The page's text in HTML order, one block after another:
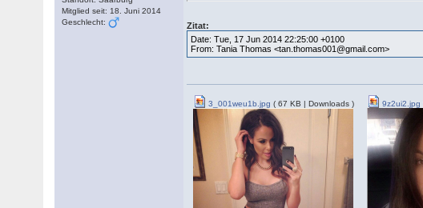
Mitglied seit: 18. Juni 2014
Geschlecht:
Zitat:
Date: Tue, 17 Jun 2014 22:25:00 +0100
From: Tania Thomas <tan.thomas001@gmail.com>
3_001weu1b.jpg ( 67 KB | Downloads ) 9z2ui2.jpg